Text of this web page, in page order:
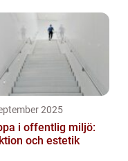
2025
i offentlig miljö:
och estetik